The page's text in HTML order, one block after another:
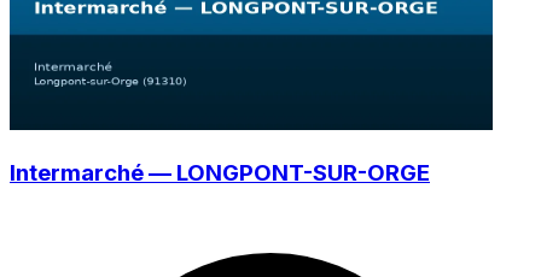
Intermarché — LONGPONT-SUR-ORGE